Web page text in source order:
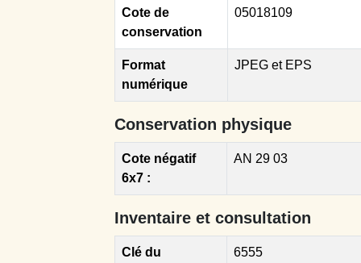
Cote de
conservation
05018109
Format
numérique
JPEG et EPS
Conservation physique
Cote négatif
6x7 :
AN 29 03
Inventaire et consultation
Clé du
6555